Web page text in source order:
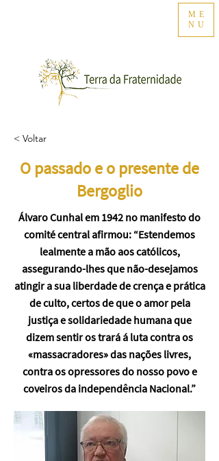
ME
NU
< Voltar
O passado e o presente de
Bergoglio
Álvaro Cunhal em 1942 no manifesto do
comité central afirmou: “Estendemos
lealmente a mão aos católicos,
assegurando-lhes que não-desejamos
atingir a sua liberdade de crença e prática
de culto, certos de que o amor pela
justiça e solidariedade humana que
dizem sentir os trará á luta contra os
«massacradores» das nações livres,
contra os opressores do nosso povo e
coveiros da independência Nacional.”